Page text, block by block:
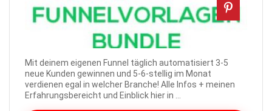
Mit deinem eigenen Funnel täglich automatisiert 3-5
neue Kunden gewinnen und 5-6-stellig im Monat
verdienen egal in welcher Branche! Alle Infos + meinen
Erfahrungsbereicht und Einblick hier in ...